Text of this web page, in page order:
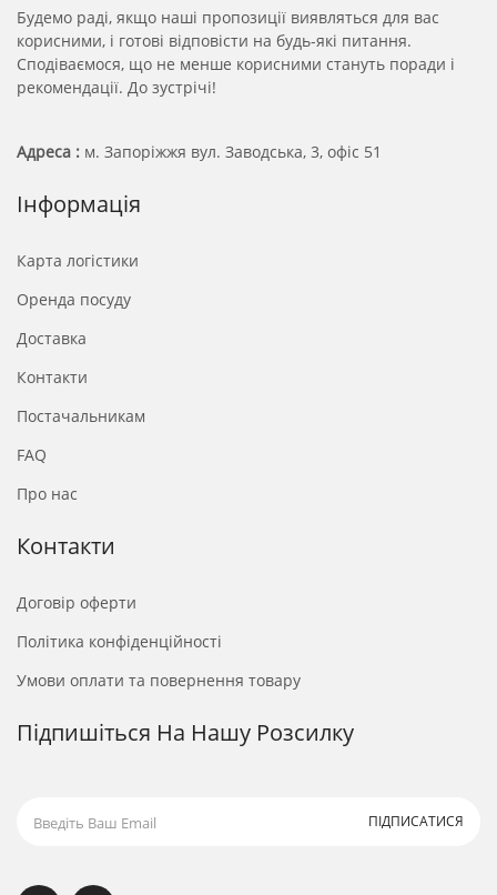
Будемо раді, якщо наші пропозиції виявляться для вас
корисними, і готові відповісти на будь-які питання.
Сподіваємося, що не менше корисними стануть поради і
рекомендації. До зустрічі!
Адреса : м. Запоріжжя вул. Заводська, 3, офіс 51
Інформація
Карта логістики
Оренда посуду
Доставка
Контакти
Постачальникам
FAQ
Про нас
Контакти
Договір оферти
Політика конфіденційності
Умови оплати та повернення товару
Підпишіться На Нашу Розсилку
ПІДПИСАТИСЯ